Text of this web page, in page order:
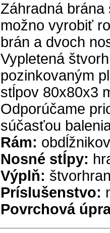
Záhradná
možno vyrobiť
brán a dvoch
Vypletená
pozinkovaným
stĺpov 80x80x3
Odporúčame
súčasťou
Rám:
Nosné stĺpy:
Výplň:
Príslušenstvo:
Povrchová